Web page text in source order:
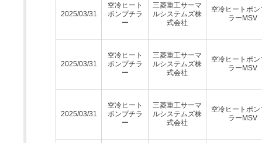
2025/03/31
空冷ヒート
ポンプチラ
ー
三菱重工サーマ
ルシステムズ株
式会社
空冷ヒートポン
ラーMSV
2025/03/31
空冷ヒート
ポンプチラ
ー
三菱重工サーマ
ルシステムズ株
式会社
空冷ヒートポン
ラーMSV
2025/03/31
空冷ヒート
ポンプチラ
ー
三菱重工サーマ
ルシステムズ株
式会社
空冷ヒートポン
ラーMSV